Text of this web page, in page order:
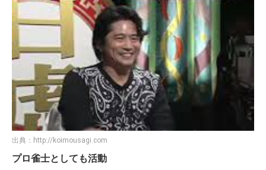
出典： http://koimousagi.com
プロ雀士としても活動